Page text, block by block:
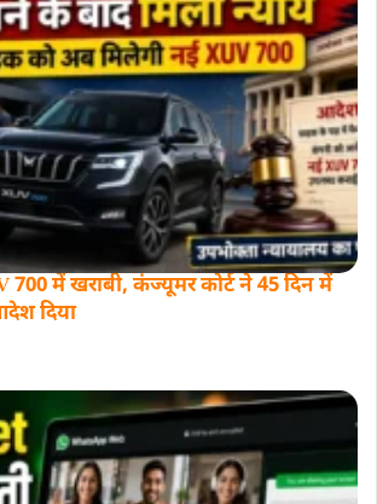
में खराबी, कंज्यूमर कोर्ट ने 45 दिन में
दिया